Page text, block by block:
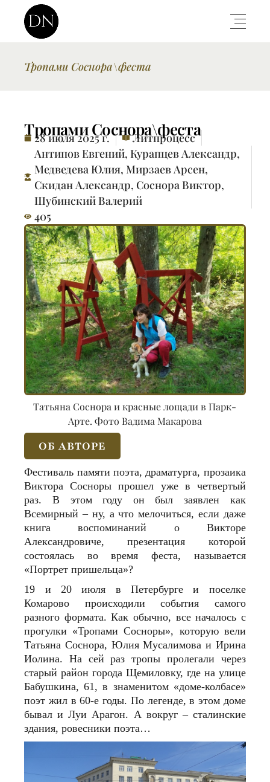
Тропами Соснора\феста
Тропами Соснора\феста
28 июля 2025 г.
Литпроцесс
Антипов Евгений,Курапцев Александр,
Медведева Юлия, Мирзаев Арсен,
Скидан Александр, Соснора Виктор,
Шубинский Валерий
405
Татьяна Соснора и красные лощади в Парк-
Арте. Фото Вадима Макарова
ОБ АВТОРЕ
Фестиваль памяти поэта, драматурга, прозаика
Виктора Сосноры прошел уже в четвертый
раз. В этом году он был заявлен как
Всемирный – ну, а что мелочиться, если даже
книга воспоминаний о Викторе
Александровиче, презентация которой
состоялась во время феста, называется
«Портрет пришельца»?
19 и 20 июля в Петербурге и поселке
Комарово происходили события самого
разного формата. Как обычно, все началось с
прогулки «Тропами Сосноры», которую вели
Татьяна Соснора, Юлия Мусалимова и Ирина
Иолина. На сей раз тропы пролегали через
старый район города Щемиловку, где на улице
Бабушкина, 61, в знаменитом «доме-колбасе»
поэт жил в 60‑е годы. По легенде, в этом доме
бывал и Луи Арагон. А вокруг – сталинские
здания, ровесники поэта…